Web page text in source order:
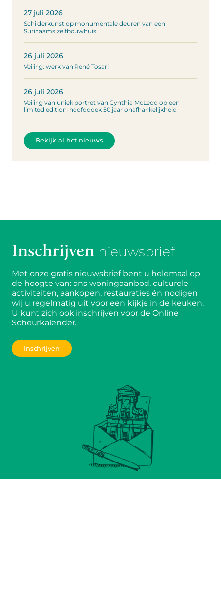
27 juli 2026
Schilderkunst op monumentale deuren van een
Surinaams zelfbouwhuis
26 juli 2026
Veiling: werk van René Tosari
26 juli 2026
Veiling van uniek portret van Cynthia McLeod op een
limited edition-hoofddoek 50 jaar onafhankelijkheid
Bekijk al het nieuws
Inschrijven nieuwsbrief
Met onze gratis nieuwsbrief bent u helemaal op
de hoogte van: ons woningaanbod, culturele
activiteiten, aankopen, restauraties én nodigen
wij u regelmatig uit voor een kijkje in de keuken.
U kunt zich ook inschrijven voor de Online
Scheurkalender.
Inschrijven